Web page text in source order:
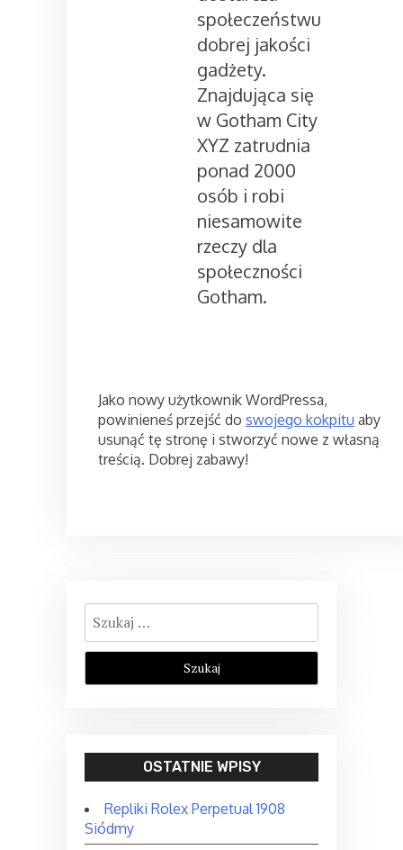
społeczeństwu
dobrej jakości
gadżety.
Znajdująca się
w Gotham City
XYZ zatrudnia
ponad 2000
osób i robi
niesamowite
rzeczy dla
społeczności
Gotham.
Jako nowy użytkownik WordPressa,
powinieneś przejść do swojego kokpitu aby
usunąć tę stronę i stworzyć nowe z własną
treścią. Dobrej zabawy!
Szukaj:
OSTATNIE WPISY
Repliki Rolex Perpetual 1908
Siódmy